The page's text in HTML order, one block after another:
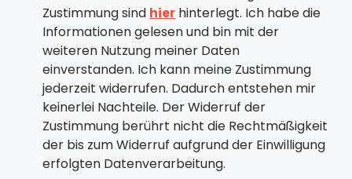
Zustimmung sind hier hinterlegt. Ich habe die
Informationen gelesen und bin mit der
weiteren Nutzung meiner Daten
einverstanden. Ich kann meine Zustimmung
jederzeit widerrufen. Dadurch entstehen mir
keinerlei Nachteile. Der Widerruf der
Zustimmung berührt nicht die Rechtmäßigkeit
der bis zum Widerruf aufgrund der Einwilligung
erfolgten Datenverarbeitung.